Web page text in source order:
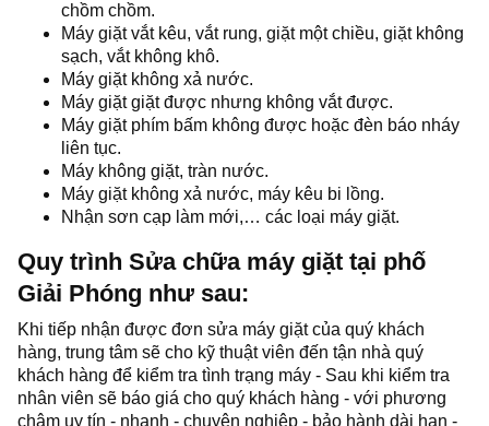
chồm chồm.
Máy giặt vắt kêu, vắt rung, giặt một chiều, giặt không
sạch, vắt không khô.
Máy giặt không xả nước.
Máy giặt giặt được nhưng không vắt được.
Máy giặt phím bấm không được hoặc đèn báo nháy
liên tục.
Máy không giặt, tràn nước.
Máy giặt không xả nước, máy kêu bi lồng.
Nhận sơn cạp làm mới,… các loại máy giặt.
Quy trình Sửa chữa máy giặt tại phố
Giải Phóng như sau:
Khi tiếp nhận được đơn sửa máy giặt của quý khách
hàng, trung tâm sẽ cho kỹ thuật viên đến tận nhà quý
khách hàng để kiểm tra tình trạng máy - Sau khi kiểm tra
nhân viên sẽ báo giá cho quý khách hàng - với phương
châm uy tín - nhanh - chuyên nghiệp - bảo hành dài hạn -